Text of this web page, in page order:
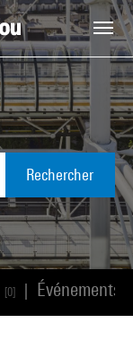
Rechercher
[0] Événements